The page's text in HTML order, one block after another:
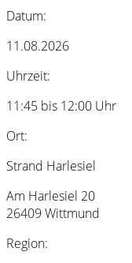
Datum:
11.08.2026
Uhrzeit:
11:45 bis 12:00 Uhr
Ort:
Strand Harlesiel
Am Harlesiel 20
26409 Wittmund
Region: